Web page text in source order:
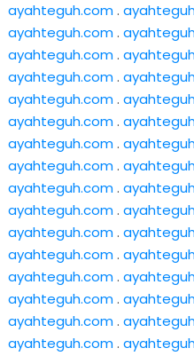
ayahteguh.com.
ayahteguh.com.
ayahteguh.com.
ayahteguh.com.
ayahteguh.com.
ayahteguh.com.
ayahteguh.com.
ayahteguh.com.
ayahteguh.com.
ayahteguh.com.
ayahteguh.com.
ayahteguh.com.
ayahteguh.com.
ayahteguh.com.
ayahteguh.com.
ayahteguh.com.